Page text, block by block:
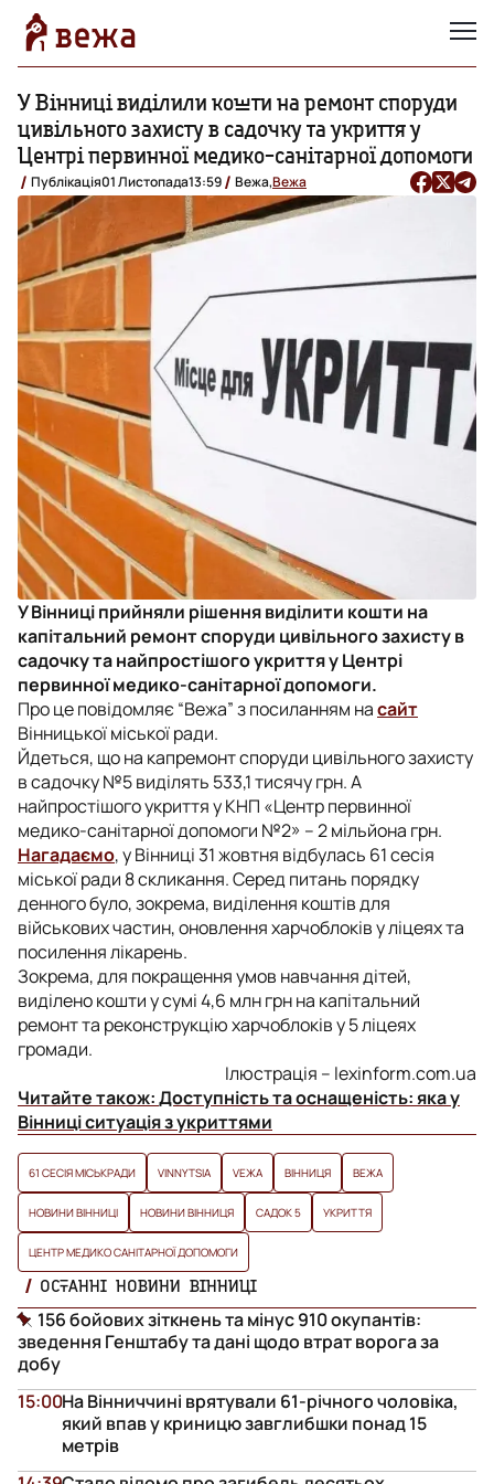
У Вінниці виділили кошти на ремонт споруди
цивільного захисту в садочку та укриття у
Центрі первинної медико-санітарної допомоги
Публікація01 Листопада13:59 Вежа,Вежа
У Вінниці прийняли рішення виділити кошти на
капітальний ремонт споруди цивільного захисту в
садочку та найпростішого укриття у Центрі
первинної медико-санітарної допомоги.
Про це повідомляє “Вежа” з посиланням насайт
Вінницької міської ради.
Йдеться, що на капремонт споруди цивільного захисту
в садочку №5 виділять 533,1 тисячу грн. А
найпростішого укриття у КНП «Центр первинної
медико-санітарної допомоги №2» – 2 мільйона грн.
Нагадаємо, у Вінниці 31 жовтня відбулась 61 сесія
міської ради 8 скликання. Серед питань порядку
денного було, зокрема, виділення коштів для
військових частин, оновлення харчоблоків у ліцеях та
посилення лікарень.
Зокрема, для покращення умов навчання дітей,
виділено кошти у сумі 4,6 млн грн на капітальний
ремонт та реконструкцію харчоблоків у 5 ліцеях
громади.
Ілюстрація – lexinform.com.ua
Читайте також:Доступність та оснащеність: яка у
Вінниці ситуація з укриттями
61 СЕСІЯ МІСЬКРАДИ VINNYTSIA VЕЖА ВІННИЦЯ ВЕЖА
НОВИНИ ВІННИЦІ НОВИНИ ВІННИЦЯ САДОК 5 УКРИТТЯ
ЦЕНТР МЕДИКО САНІТАРНОЇ ДОПОМОГИ
ОСТАННІ НОВИНИ ВІННИЦІ
156 бойових зіткнень та мінус 910 окупантів:
зведення Генштабу та дані щодо втрат ворога за
добу
На Вінниччині врятували 61-річного чоловіка,
який впав у криницю завглибшки понад 15
метрів
15:00